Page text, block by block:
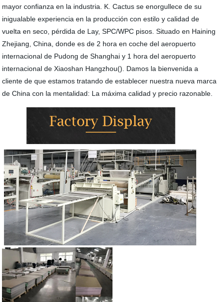
mayor confianza en la industria. K. Cactus se enorgullece de su
inigualable experiencia en la producción con estilo y calidad de
vuelta en seco, pérdida de Lay, SPC/WPC pisos. Situado en Haining
Zhejiang, China, donde es de 2 hora en coche del aeropuerto
internacional de Pudong de Shanghai y 1 hora del aeropuerto
internacional de Xiaoshan Hangzhou(). Damos la bienvenida a
cliente de que estamos tratando de establecer nuestra nueva marca
de China con la mentalidad: La máxima calidad y precio razonable.